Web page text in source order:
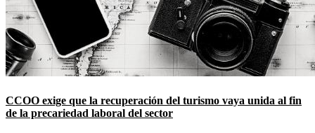
CCOO exige que la recuperación del turismo vaya unida al fin
de la precariedad laboral del sector